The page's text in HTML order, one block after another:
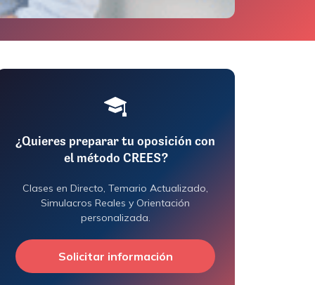
¿Quieres preparar tu oposición con
el método CREES?
Clases en Directo, Temario Actualizado,
Simulacros Reales y Orientación
personalizada.
Solicitar información